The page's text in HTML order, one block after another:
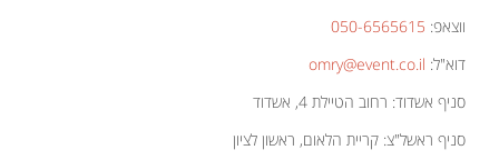
ווצאפ: 050-6565615
דוא"ל: omry@event.co.il
סניף אשדוד: רחוב הטיילת 4, אשדוד
סניף ראשל"צ: קריית הלאום, ראשון לציון